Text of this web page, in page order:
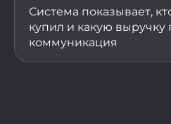
Система показывает,
купил и какую выручку
коммуникация